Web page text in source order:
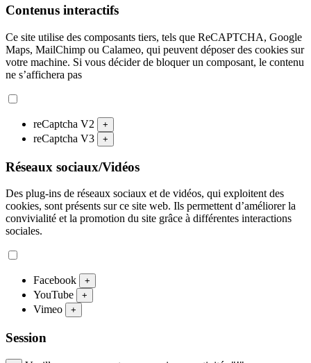
Contenus interactifs
Ce site utilise des composants tiers, tels que ReCAPTCHA, Google
Maps, MailChimp ou Calameo, qui peuvent déposer des cookies sur
votre machine. Si vous décider de bloquer un composant, le contenu
ne s’affichera pas
reCaptcha V2 +
reCaptcha V3 +
Réseaux sociaux/Vidéos
Des plug-ins de réseaux sociaux et de vidéos, qui exploitent des
cookies, sont présents sur ce site web. Ils permettent d’améliorer la
convivialité et la promotion du site grâce à différentes interactions
sociales.
Facebook +
YouTube +
Vimeo +
Session